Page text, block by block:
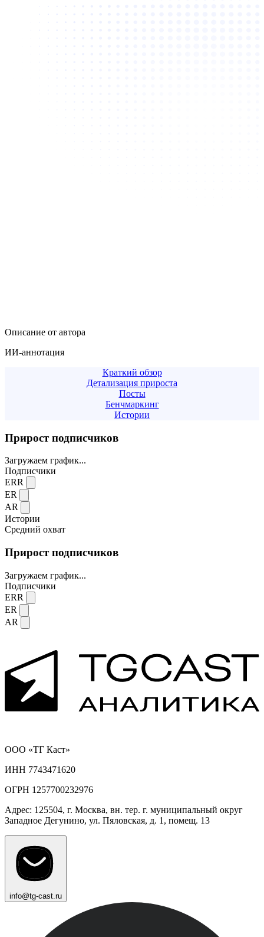
Описание от автора
ИИ-аннотация
Краткий обзор
Детализация прироста
Посты
Бенчмаркинг
Истории
Прирост подписчиков
Загружаем график...
Подписчики
ERR
ER
AR
Истории
Средний охват
Прирост подписчиков
Загружаем график...
Подписчики
ERR
ER
AR
ООО «ТГ Каст»
ИНН 7743471620
ОГРН 1257700232976
Адрес: 125504, г. Москва, вн. тер. г. муниципальный округ
Западное Дегунино, ул. Пяловская, д. 1, помещ. 13
info@tg-cast.ru